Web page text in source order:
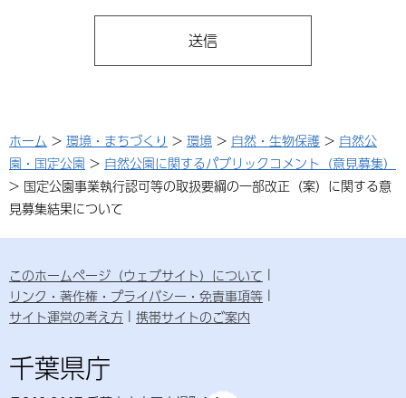
ホーム > 環境・まちづくり > 環境 > 自然・生物保護 > 自然公
園・国定公園 > 自然公園に関するパブリックコメント（意見募集）
> 国定公園事業執行認可等の取扱要綱の一部改正（案）に関する意
見募集結果について
このホームページ（ウェブサイト）について
リンク・著作権・プライバシー・免責事項等
サイト運営の考え方
携帯サイトのご案内
千葉県庁